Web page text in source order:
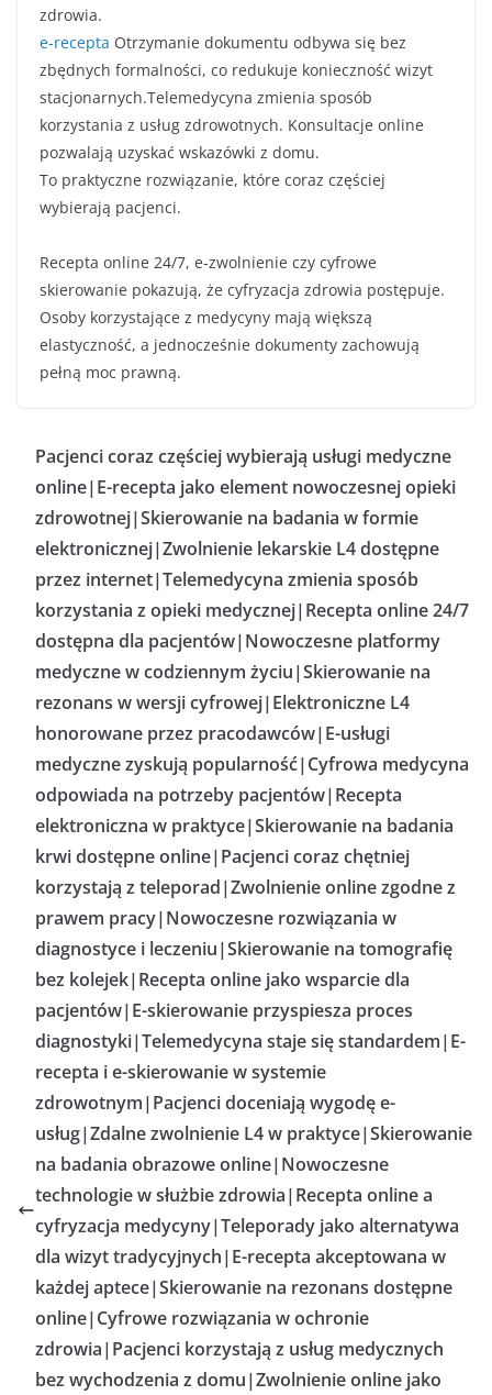
zdrowia.
e-recepta Otrzymanie dokumentu odbywa się bez
zbędnych formalności, co redukuje konieczność wizyt
stacjonarnych.Telemedycyna zmienia sposób
korzystania z usług zdrowotnych. Konsultacje online
pozwalają uzyskać wskazówki z domu.
To praktyczne rozwiązanie, które coraz częściej
wybierają pacjenci.
Recepta online 24/7, e-zwolnienie czy cyfrowe
skierowanie pokazują, że cyfryzacja zdrowia postępuje.
Osoby korzystające z medycyny mają większą
elastyczność, a jednocześnie dokumenty zachowują
pełną moc prawną.
Pacjenci coraz częściej wybierają usługi medyczne
online|E-recepta jako element nowoczesnej opieki
zdrowotnej|Skierowanie na badania w formie
elektronicznej|Zwolnienie lekarskie L4 dostępne
przez internet|Telemedycyna zmienia sposób
korzystania z opieki medycznej|Recepta online 24/7
dostępna dla pacjentów|Nowoczesne platformy
medyczne w codziennym życiu|Skierowanie na
rezonans w wersji cyfrowej|Elektroniczne L4
honorowane przez pracodawców|E-usługi
medyczne zyskują popularność|Cyfrowa medycyna
odpowiada na potrzeby pacjentów|Recepta
elektroniczna w praktyce|Skierowanie na badania
krwi dostępne online|Pacjenci coraz chętniej
korzystają z teleporad|Zwolnienie online zgodne z
prawem pracy|Nowoczesne rozwiązania w
diagnostyce i leczeniu|Skierowanie na tomografię
bez kolejek|Recepta online jako wsparcie dla
pacjentów|E-skierowanie przyspiesza proces
diagnostyki|Telemedycyna staje się standardem|E-
recepta i e-skierowanie w systemie
zdrowotnym|Pacjenci doceniają wygodę e-
usług|Zdalne zwolnienie L4 w praktyce|Skierowanie
na badania obrazowe online|Nowoczesne
technologie w służbie zdrowia|Recepta online a
cyfryzacja medycyny|Teleporady jako alternatywa
dla wizyt tradycyjnych|E-recepta akceptowana w
każdej aptece|Skierowanie na rezonans dostępne
online|Cyfrowe rozwiązania w ochronie
zdrowia|Pacjenci korzystają z usług medycznych
bez wychodzenia z domu|Zwolnienie online jako